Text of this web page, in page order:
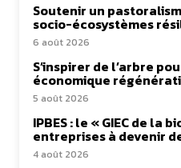
Soutenir un
socio-écosystèmes
6 août 2026
S’inspirer de l’arbre
économique
5 août 2026
IPBES : le « GIEC de
entreprises à devenir
4 août 2026